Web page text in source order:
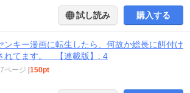
試し読み 購入する
ンキー漫画に転生したら、何故か総長に餌付け
れてます。 【連載版】: 4
ページ 150pt